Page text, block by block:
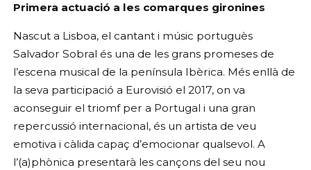
Primera actuació a les comarques gironines
Nascut a Lisboa, el cantant i músic portuguès
Salvador Sobral és una de les grans promeses de
l’escena musical de la península Ibèrica. Més enllà de
la seva participació a Eurovisió el 2017, on va
aconseguir el triomf per a Portugal i una gran
repercussió internacional, és un artista de veu
emotiva i càlida capaç d’emocionar qualsevol. A
l’(a)phònica presentarà les cançons del seu nou